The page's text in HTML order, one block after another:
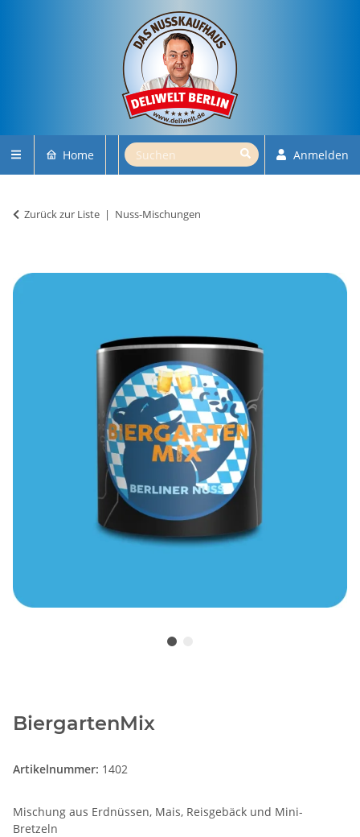
Home Anmelden
Zurück zur Liste Nuss-Mischungen
BiergartenMix
Artikelnummer: 1402
Mischung aus Erdnüssen, Mais, Reisgebäck und Mini-
Bretzeln